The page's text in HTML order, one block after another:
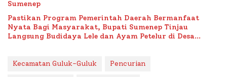
Sumenep
Pastikan Program Pemerintah Daerah Bermanfaat
Nyata Bagi Masyarakat, Bupati Sumenep Tinjau
Langsung Budidaya Lele dan Ayam Petelur di Desa
Kecamatan Guluk-Guluk Pencurian